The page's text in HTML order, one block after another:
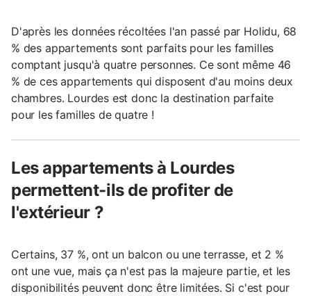
D'après les données récoltées l'an passé par Holidu, 68
% des appartements sont parfaits pour les familles
comptant jusqu'à quatre personnes. Ce sont même 46
% de ces appartements qui disposent d'au moins deux
chambres. Lourdes est donc la destination parfaite
pour les familles de quatre !
Les appartements à Lourdes
permettent-ils de profiter de
l'extérieur ?
Certains, 37 %, ont un balcon ou une terrasse, et 2 %
ont une vue, mais ça n'est pas la majeure partie, et les
disponibilités peuvent donc être limitées. Si c'est pour